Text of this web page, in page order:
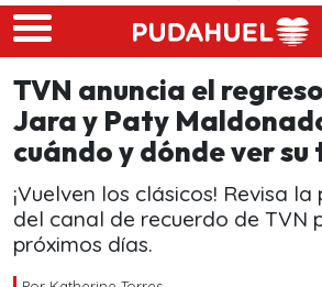
Skip to main content
TVN anuncia el
Jara y Paty
cuándo y dónde ver
¡Vuelven los clásicos! Revisa
del canal de recuerdo de TVN
próximos días.